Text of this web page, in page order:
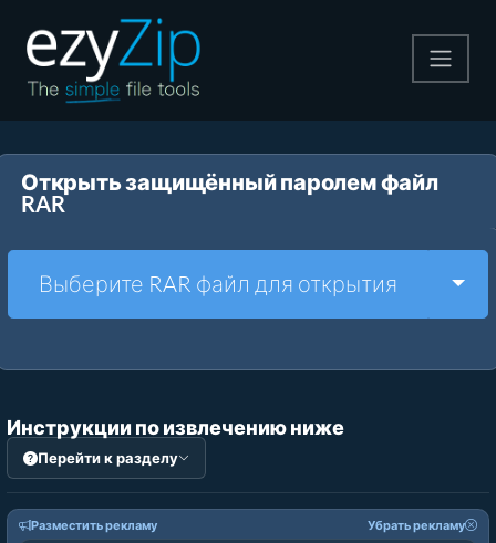
Pаспаковывайте
Другие инструменты
Открыть защищённый паролем файл
RAR
Выберите RAR файл для открытия
Инструкции по извлечению ниже
Перейти к разделу
Разместить рекламу Убрать рекламу